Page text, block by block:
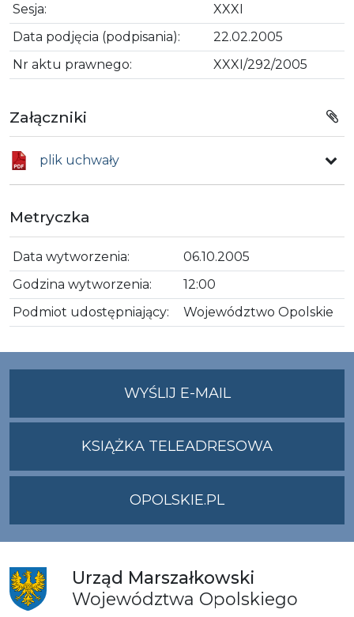
Sesja:
XXXI
Data podjęcia (podpisania):
22.02.2005
Nr aktu prawnego:
XXXI/292/2005
Załączniki
plik uchwały
Metryczka
Data wytworzenia:
06.10.2005
Godzina wytworzenia:
12:00
Podmiot udostępniający:
Województwo Opolskie
WYŚLIJ E-MAILNA
ADRES
KSIĄŻKA TELEADRESOWA
OPOLSKIE.PL
Urząd Marszałkowski
Województwa Opolskiego